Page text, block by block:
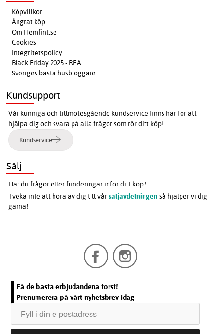
Köpvillkor
Ångrat köp
Om Hemfint.se
Cookies
Integritetspolicy
Black Friday 2025 - REA
Sveriges bästa husbloggare
Kundsupport
Vår kunniga och tillmötesgående kundservice finns här för att
hjälpa dig och svara på alla frågor som rör ditt köp!
Kundservice
Sälj
Har du frågor eller funderingar inför ditt köp?
Tveka inte att höra av dig till vårsäljavdelningen så hjälper vi dig
gärna!
Få de bästa erbjudandena först!
Prenumerera på vårt nyhetsbrev idag